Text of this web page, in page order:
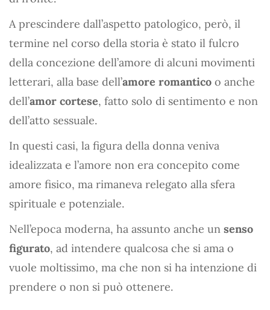
A prescindere dall’aspetto patologico, però, il
termine nel corso della storia è stato il fulcro
della concezione dell’amore di alcuni movimenti
letterari, alla base dell’amore romantico o anche
dell’amor cortese, fatto solo di sentimento e non
dell’atto sessuale.
In questi casi, la figura della donna veniva
idealizzata e l’amore non era concepito come
amore fisico, ma rimaneva relegato alla sfera
spirituale e potenziale.
Nell’epoca moderna, ha assunto anche un senso
figurato, ad intendere qualcosa che si ama o
vuole moltissimo, ma che non si ha intenzione di
prendere o non si può ottenere.